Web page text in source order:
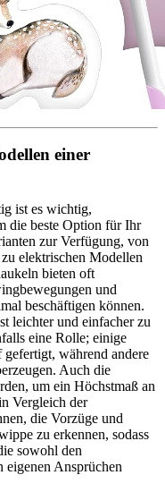
einer
ist es wichtig,
die beste Option für Ihr
zur Verfügung, von
elektrischen Modellen
bieten oft
und
beschäftigen können.
leichter und einfacher zu
eine Rolle; einige
während andere
Auch die
um ein Höchstmaß an
Vergleich der
die Vorzüge und
zu erkennen, sodass
sowohl den
eigenen Ansprüchen